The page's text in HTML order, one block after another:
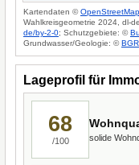
Kartendaten ©OpenStreetMap
Wahlkreisgeometrie 2024, dl-
de/by-2-0; Schutzgebiete: ©
Grundwasser/Geologie: ©BGR
Lageprofil für
68
/100 solide